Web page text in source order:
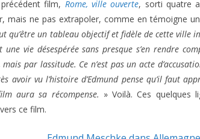
film, Rome, ville ouverte, sorti quatre
mais ne pas extrapoler, comme en témoigne
qu’être un tableau objectif et fidèle de cette
une vie désespérée sans presque s’en rendre
mais par lassitude. Ce n’est pas un acte
avoir vu l’histoire d’Edmund pense qu’il faut
aura sa récompense. » Voilà. Ces quelques
ce film.